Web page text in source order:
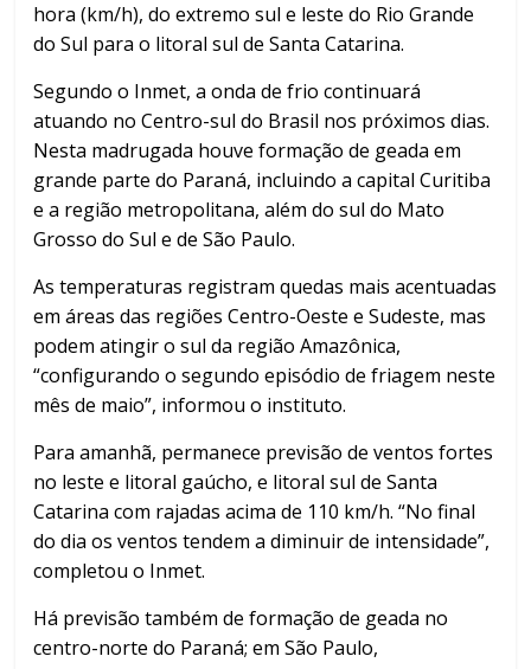
hora (km/h), do extremo sul e leste do Rio Grande
do Sul para o litoral sul de Santa Catarina.
Segundo o Inmet, a onda de frio continuará
atuando no Centro-sul do Brasil nos próximos dias.
Nesta madrugada houve formação de geada em
grande parte do Paraná, incluindo a capital Curitiba
e a região metropolitana, além do sul do Mato
Grosso do Sul e de São Paulo.
As temperaturas registram quedas mais acentuadas
em áreas das regiões Centro-Oeste e Sudeste, mas
podem atingir o sul da região Amazônica,
“configurando o segundo episódio de friagem neste
mês de maio”, informou o instituto.
Para amanhã, permanece previsão de ventos fortes
no leste e litoral gaúcho, e litoral sul de Santa
Catarina com rajadas acima de 110 km/h. “No final
do dia os ventos tendem a diminuir de intensidade”,
completou o Inmet.
Há previsão também de formação de geada no
centro-norte do Paraná; em São Paulo,